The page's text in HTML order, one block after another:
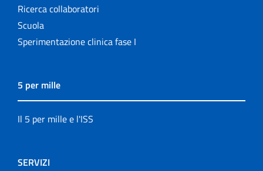
Ricerca collaboratori
Scuola
Sperimentazione clinica fase I
5 per mille
Il 5 per mille e l'ISS
SERVIZI